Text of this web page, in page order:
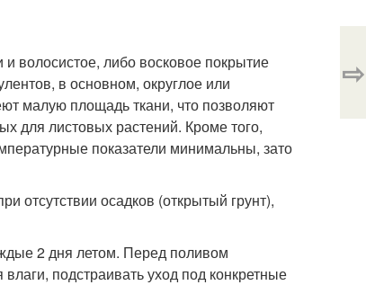
волосистое, либо восковое покрытие
в основном, округлое или
малую площадь ткани, что позволяют
для листовых растений. Кроме того,
показатели минимальны, зато
отсутствии осадков (открытый грунт),
2 дня летом. Перед поливом
подстраивать уход под конкретные
⇨